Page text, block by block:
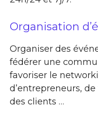
Organisation
Organiser des
fédérer une
favoriser le
d’entrepreneurs,
des clients …